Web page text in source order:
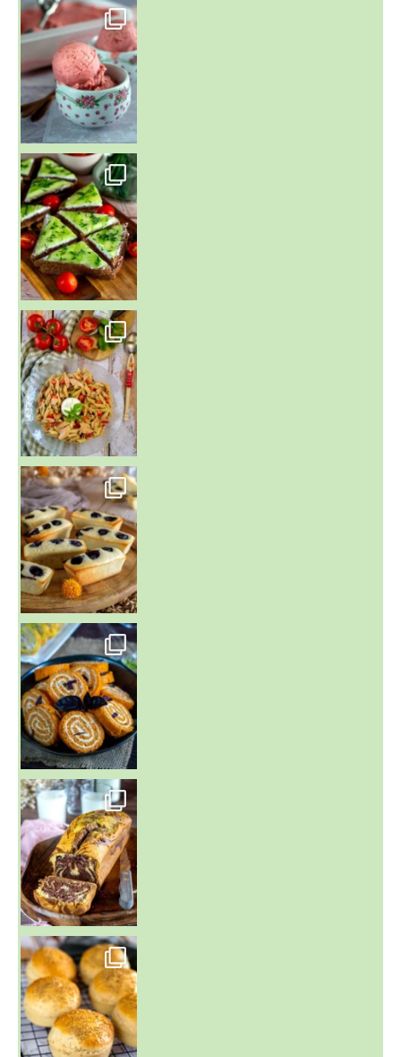
~ NICE CREAM À LA FRAISE ~
Presque un mois que
~ SALADE DE PÂTES AUX DEUX TOMATES THON ET BURRA
~ FINANCIERS MYRTILLES ET CITRON ~
Aujourd'hu
~ BUNS MAISON ~
Un peu de boulange par ici au